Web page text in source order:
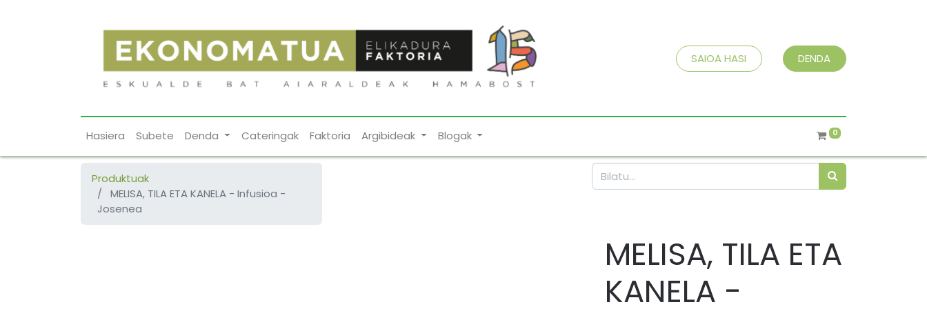
SAIOA HASI DENDA
Hasiera Subete Denda Cateringak Faktoria Argibideak Blogak 0
Produktuak
MELISA, TILA ETA KANELA - Infusioa -
Josenea
MELISA, TILA ETA
KANELA -